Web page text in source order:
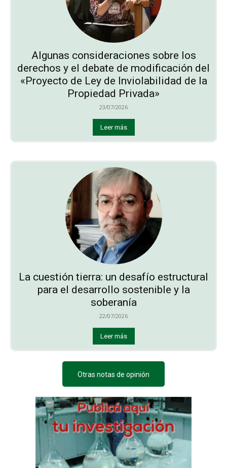
Algunas consideraciones sobre los
derechos y el debate de modificación del
«Proyecto de Ley de Inviolabilidad de la
Propiedad Privada»
23/07/2026
Leer más
La cuestión tierra: un desafío estructural
para el desarrollo sostenible y la
soberanía
22/07/2026
Leer más
Otras notas de opinión